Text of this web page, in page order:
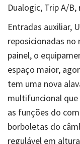
Dualogic, Trip A/
Entradas auxiliar,
reposicionadas
painel, o
espaço maior,
tem uma nova
multifuncional
as funções do
borboletas do
regulável em